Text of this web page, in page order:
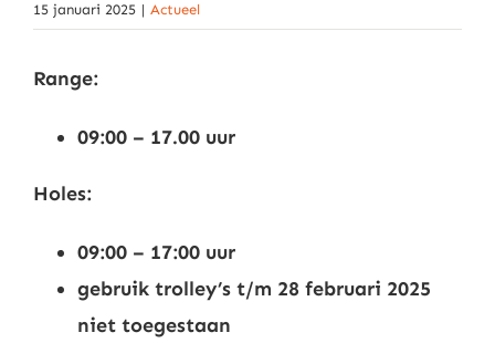
Activiteitenkalender
Contact
15 januari 2025 | Actueel
Range:
09:00 – 17.00 uur
Holes:
09:00 – 17:00 uur
gebruik trolley’s t/m 28 februari 2025
niet toegestaan